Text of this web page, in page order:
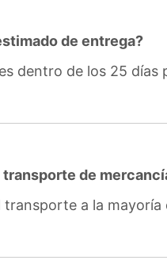
de entrega?
dentro de los 25
transporte de
a la mayoría